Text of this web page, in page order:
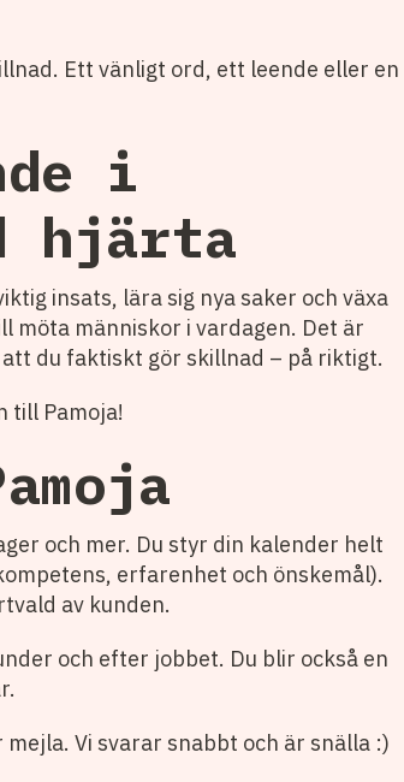
Ett vänligt ord, ett leende eller en
i
hjärta
insats, lära sig nya saker och växa
möta människor i vardagen. Det är
du faktiskt gör skillnad – på riktigt.
till Pamoja!
och mer. Du styr din kalender helt
erfarenhet och önskemål).
av kunden.
och efter jobbet. Du blir också en
Vi svarar snabbt och är snälla :)